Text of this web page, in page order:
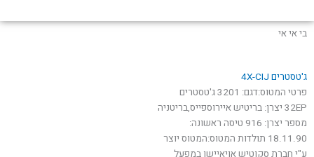
בי אי אי
ג'טסטרים 4X-CIJ
פרטי המטוס:דגם: 3201 ג'טסטרים
32EP יצרן: בריטיש איירוספייס,בריטניה
מספר יצרן: 916 טיסה ראשונה:
18.11.90 תולדות המטוס:המטוס יוצר